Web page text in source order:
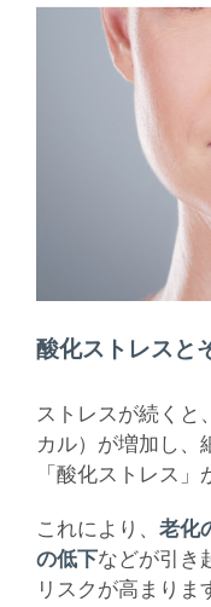
酸化ストレスと
ストレスが続くと
カル）が増加し、
「酸化ストレス」
これにより、 老化
の低下などが引き
リスクが高まりま